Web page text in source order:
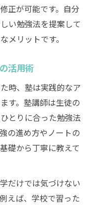
正が可能です。自分
い勉強法を提案して
メリットです。
活用術
時、塾は実践的なア
す。塾講師は生徒の
とりに合った勉強法
の進め方やノートの
礎から丁寧に教えて
だけでは気づけない
えば、学校で習った